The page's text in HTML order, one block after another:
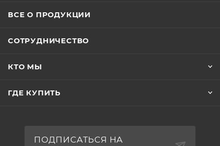
ВСЕ О ПРОДУКЦИИ
СОТРУДНИЧЕСТВО
КТО МЫ
ГДЕ КУПИТЬ
ПОДПИСАТЬСЯ НА